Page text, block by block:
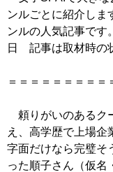
ンルごとに紹介しま
ンルの人気記事です
日 記事は取材時の
＝＝＝＝＝＝＝＝＝
頼りがいのあるク
え、高学歴で上場企
字面だけなら完璧そ
った順子さん（仮名